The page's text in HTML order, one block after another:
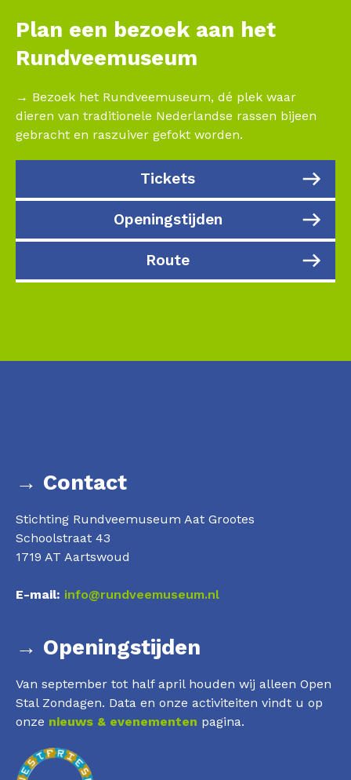
Plan een bezoek aan het
Rundveemuseum
→ Bezoek het Rundveemuseum, dé plek waar
dieren van traditionele Nederlandse rassen bijeen
gebracht en raszuiver gefokt worden.
Tickets
Openingstijden
Route
→ Contact
Stichting Rundveemuseum Aat Grootes
Schoolstraat 43
1719 AT Aartswoud
E-mail: info@rundveemuseum.nl
→ Openingstijden
Van september tot half april houden wij alleen Open
Stal Zondagen. Data en onze activiteiten vindt u op
onze nieuws & evenementen pagina.